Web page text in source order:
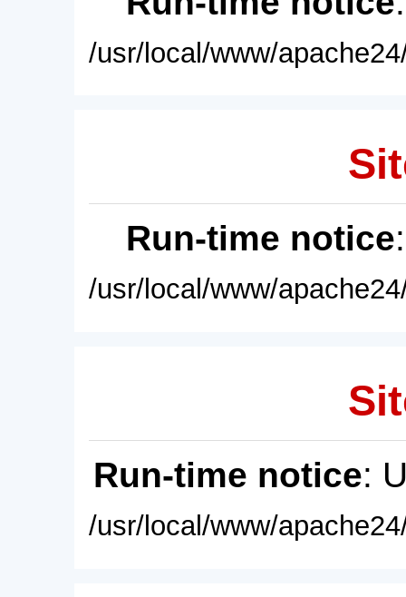
/usr/local/www/
Run-time notice
/usr/local/www/
Run-time notice:
/usr/local/www/